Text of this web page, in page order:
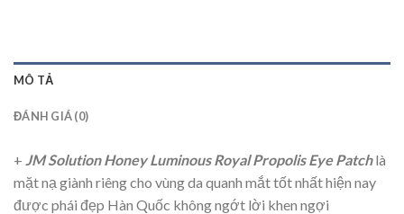
MÔ TẢ
ĐÁNH GIÁ (0)
+ JM SolutionHoney Luminous Royal PropolisEye Patch là
mặt nạ giành riêng cho vùng da quanh mắt tốt nhất hiện nay
được phái đẹp Hàn Quốc không ngớt lời khen ngợi